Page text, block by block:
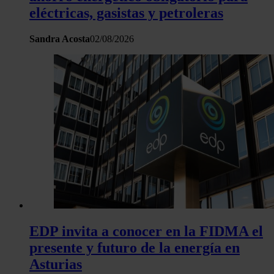
eléctricas, gasistas y petroleras
Sandra Acosta02/08/2026
EDP invita a conocer en la FIDMA el
presente y futuro de la energía en
Asturias